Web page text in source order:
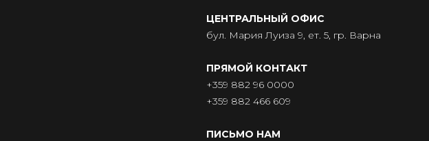
ЦЕНТРАЛЬНЫЙ ОФИС
бул. Мария Луиза 9, ет. 5, гр. Варна
ПРЯМОЙ КОНТАКТ
+359 882 96 0000
+359 882 466 609
ПИСЬМО НАМ